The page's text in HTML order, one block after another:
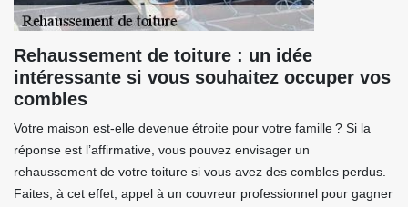
Rehaussement de toiture : un idée
intéressante si vous souhaitez occuper vos
combles
Votre maison est-elle devenue étroite pour votre famille ? Si la
réponse est l’affirmative, vous pouvez envisager un
rehaussement de votre toiture si vous avez des combles perdus.
Faites, à cet effet, appel à un couvreur professionnel pour gagner